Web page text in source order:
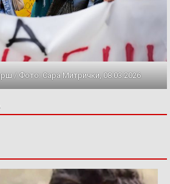
/ Фото: Сара Митрички, 08.03.2026